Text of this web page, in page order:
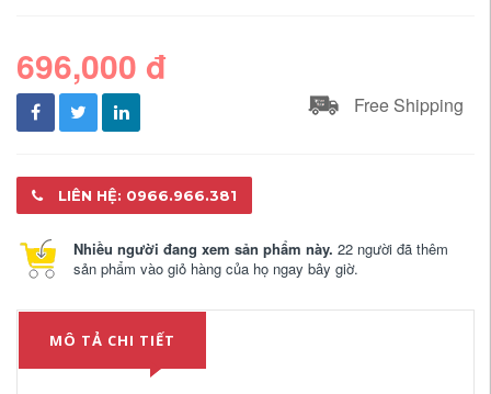
696,000 đ
Free Shipping
LIÊN HỆ: 0966.966.381
Nhiều người đang xem sản phẩm này. 22 người đã thêm
sản phẩm vào giỏ hàng của họ ngay bây giờ.
MÔ TẢ CHI TIẾT